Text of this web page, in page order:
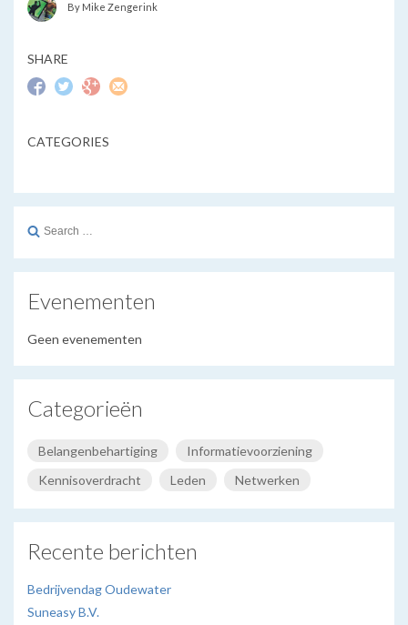
By Mike Zengerink
SHARE
CATEGORIES
Search
Evenementen
Geen evenementen
Categorieën
Belangenbehartiging
Informatievoorziening
Kennisoverdracht
Leden Netwerken
Recente berichten
Bedrijvendag Oudewater
Suneasy B.V.